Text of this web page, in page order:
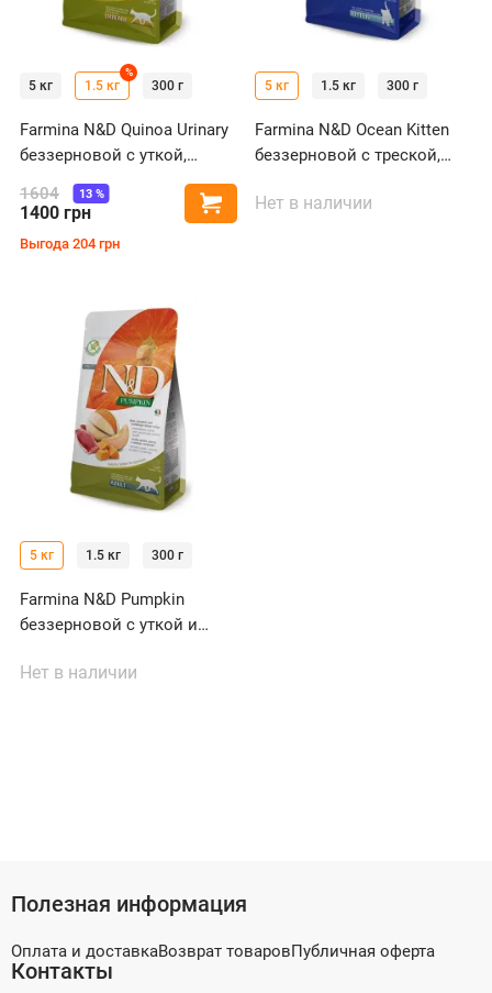
5 кг 1.5 кг
%
300 г
Farmina N&D Quinoa Urinary
беззерновой с уткой,
киноа, клюквой и
ромашкой для
мочекаменной болезни у
1604
1400 грн
13%
Купить
Выгода 204 грн
5 кг 1.5 кг 300 г
Farmina N&D Ocean Kitten
беззерновой с треской,
дыней для котят
Нет в наличии
5 кг 1.5 кг 300 г
Farmina N&D Pumpkin
беззерновой с уткой и
Нет в наличии
Полезная информация
Оплата и доставкаВозврат товаровПубличная оферта
Контакты